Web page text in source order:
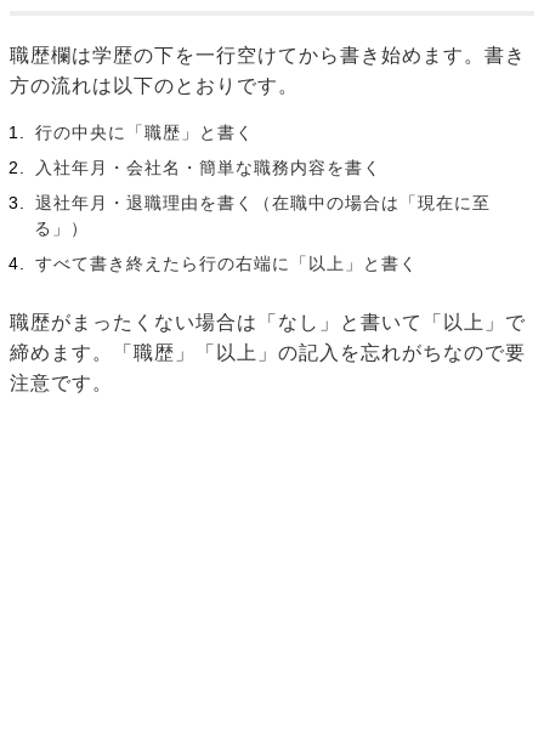
職歴欄は学歴の下を一行空けてから書き始めます。書き
方の流れは以下のとおりです。
行の中央に「職歴」と書く
入社年月・会社名・簡単な職務内容を書く
退社年月・退職理由を書く（在職中の場合は「現在に至
る」）
すべて書き終えたら行の右端に「以上」と書く
職歴がまったくない場合は「なし」と書いて「以上」で
締めます。「職歴」「以上」の記入を忘れがちなので要
注意です。